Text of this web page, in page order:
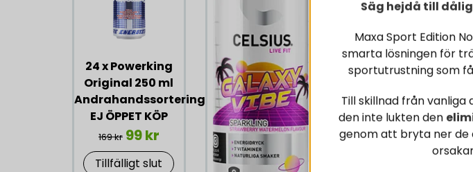
24 x Powerking
Original 250 ml
Andrahandssortering
EJ ÖPPET KÖP
169 kr 99 kr
Tillfälligt slut
Säg hejdå till
Maxa Sport Edition
smarta lösningen för
sportutrustning som
Till skillnad från
den inte lukten den
genom att bryta ner de